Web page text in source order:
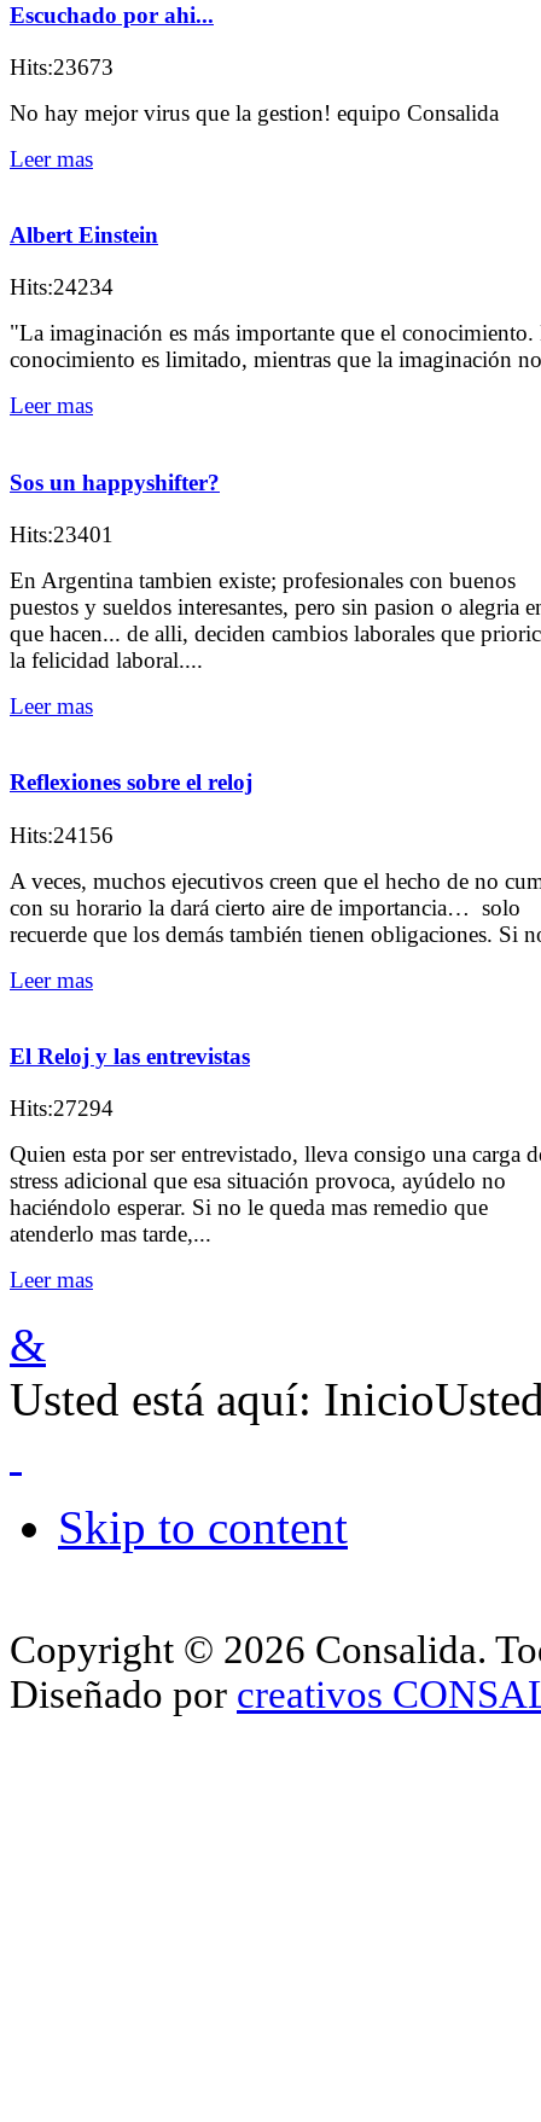
Escuchado por ahi...
Hits:23673
No hay mejor virus que la gestion! equipo Consalida
Leer mas
Albert Einstein
Hits:24234
"La imaginación es más importante que el conocimiento.
conocimiento es limitado, mientras que la imaginación
Leer mas
Sos un happyshifter?
Hits:23401
En Argentina tambien existe; profesionales con buenos
puestos y sueldos interesantes, pero sin pasion o alegria
que hacen... de alli, deciden cambios laborales que
la felicidad laboral....
Leer mas
Reflexiones sobre el reloj
Hits:24156
A veces, muchos ejecutivos creen que el hecho de no
con su horario la dará cierto aire de importancia… solo
recuerde que los demás también tienen obligaciones. Si
Leer mas
El Reloj y las entrevistas
Hits:27294
Quien esta por ser entrevistado, lleva consigo una carga
stress adicional que esa situación provoca, ayúdelo no
haciéndolo esperar. Si no le queda mas remedio que
atenderlo mas tarde,...
Leer mas
&
Usted está aquí: Inicio
Skip to content
Copyright © 2026 Consalida.
Diseñado por creativos